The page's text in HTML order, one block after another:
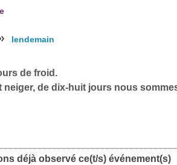
lendemain
de froid.
de dix-huit jours nous
déjà observé ce(t/s) événement(s)